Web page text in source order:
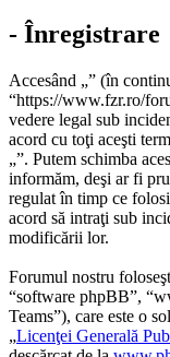
- Înregistrare
Accesând „” (în
“https://www.fzr.ro/
vedere legal sub
acord cu toţi aceşti
„”. Putem schimba
informăm, deşi ar fi
regulat în timp ce
acord să intraţi sub
modificării lor.
Forumul nostru
“software phpBB”,
Teams”), care este o
„Licenţei Generală